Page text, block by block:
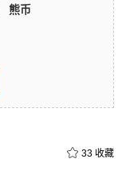
熊币
33 收藏